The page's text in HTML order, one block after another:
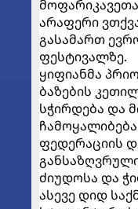
არაფერი
გასამართ
ფესტივალზე.
ყიფიანმა
ბაზების
სჭირდება და
ფედერაციის
ძიუდოსა და
ასევე დიდ